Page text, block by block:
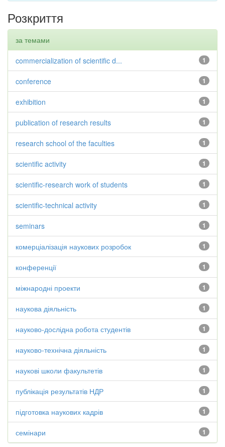
Розкриття
за темами
1
commercialization of scientific d...
1
conference
1
exhibition
1
publication of research results
1
research school of the faculties
1
scientific activity
1
scientific-research work of students
1
scientific-technical activity
1
seminars
1
комерціалізація наукових розробок
1
конференції
1
міжнародні проекти
1
наукова діяльність
1
науково-дослідна робота студентів
1
науково-технічна діяльність
1
наукові школи факультетів
1
публікація результатів НДР
1
підготовка наукових кадрів
1
семінари